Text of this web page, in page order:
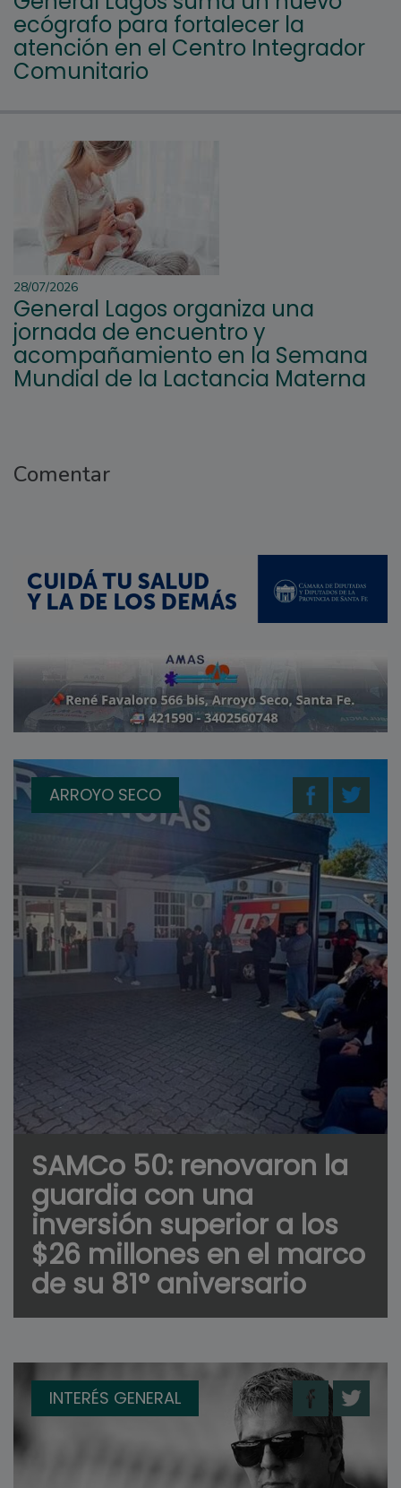
ecógrafo para fortalecer la
atención en el Centro Integrador
Comunitario
28/07/2026
General Lagos organiza una
jornada de encuentro y
acompañamiento en la Semana
Mundial de la Lactancia Materna
Comentar
ARROYO SECO
SAMCo 50: renovaron la
guardia con una
inversión superior a los
$26 millones en el marco
de su 81° aniversario
INTERÉS GENERAL